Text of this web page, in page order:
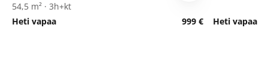
54,5 m² · 3h+kt
Heti vapaa
999 € Heti vapaa